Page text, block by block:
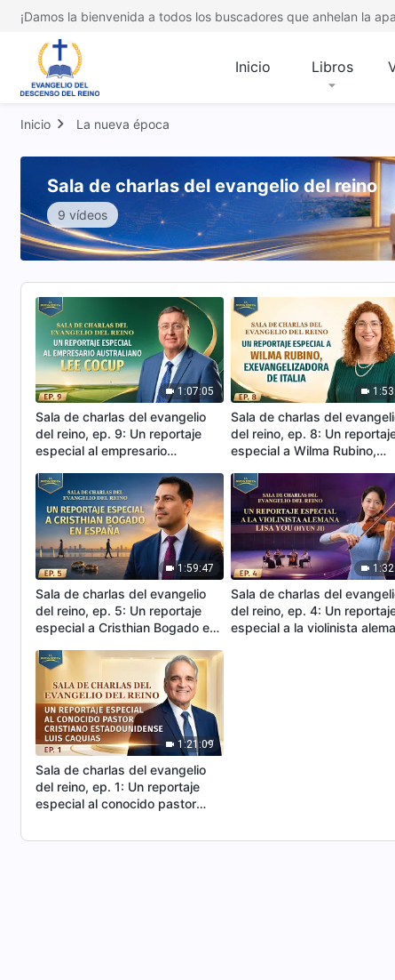
¡Damos la bienvenida a todos los buscadores que anhelan la
Inicio Libros
Inicio La nueva época
Sala de charlas del evangelio del reino
9 vídeos
1:07:05
Sala de charlas del evangelio
del reino, ep. 9: Un reportaje
especial al empresario
Sala de charlas del
del reino, ep. 8: Un
especial a Wilma Rubino,
1:59:47
Sala de charlas del evangelio
del reino, ep. 5: Un reportaje
especial a Cristhian Bogado en
Sala de charlas del
del reino, ep. 4: Un
especial a la violinista
1:21:09
Sala de charlas del evangelio
del reino, ep. 1: Un reportaje
especial al conocido pastor
Caquias